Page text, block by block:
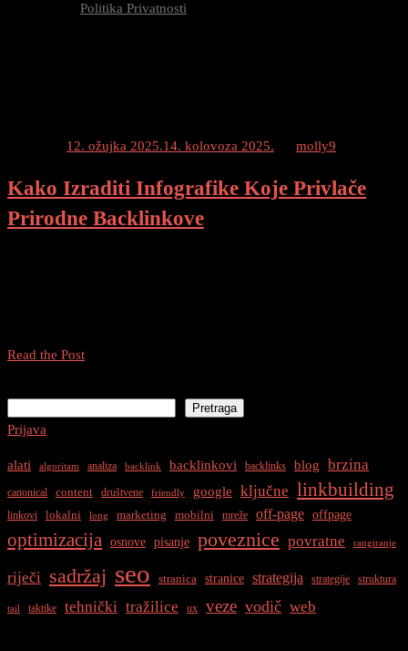
Politika Privatnosti
12. ožujka 2025.14. kolovoza 2025. molly9
Kako Izraditi Infografike Koje Privlače
Prirodne Backlinkove
Read the PostKako
Koje
Backlinkove
Pretraga
Prijava
alati algoritam analiza backlink backlinkovi backlinks blog brzina
canonical content društvene friendly google ključne linkbuilding
linkovi lokalni long marketing mobilni mreže off-page offpage
optimizacija osnove pisanje poveznice povratne rangiranje
riječi sadržaj seo stranica stranice strategija strategije struktura
tail taktike tehnički tražilice ux veze vodič web